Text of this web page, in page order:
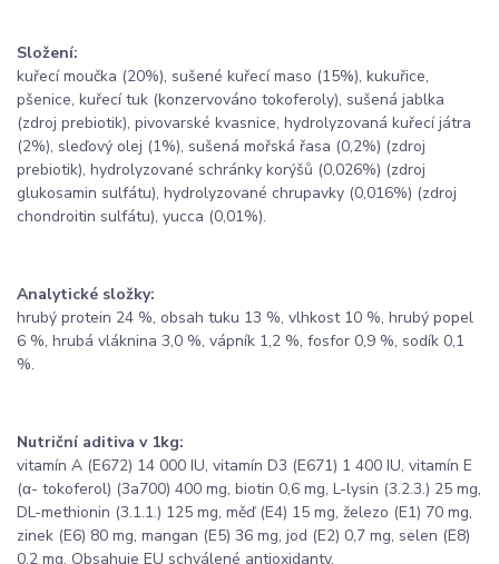
Složení:
kuřecí moučka (20%), sušené kuřecí maso (15%), kukuřice,
pšenice, kuřecí tuk (konzervováno tokoferoly), sušená jablka
(zdroj prebiotik), pivovarské kvasnice, hydrolyzovaná kuřecí játra
(2%), sleďový olej (1%), sušená mořská řasa (0,2%) (zdroj
prebiotik), hydrolyzované schránky korýšů (0,026%) (zdroj
glukosamin sulfátu), hydrolyzované chrupavky (0,016%) (zdroj
chondroitin sulfátu), yucca (0,01%).
Analytické složky:
hrubý protein 24 %, obsah tuku 13 %, vlhkost 10 %, hrubý popel
6 %, hrubá vláknina 3,0 %, vápník 1,2 %, fosfor 0,9 %, sodík 0,1
%.
Nutriční aditiva v 1kg:
vitamín A (E672) 14 000 IU, vitamín D3 (E671) 1 400 IU, vitamín E
(α- tokoferol) (3a700) 400 mg, biotin 0,6 mg, L-lysin (3.2.3.) 25 mg,
DL-methionin (3.1.1.) 125 mg, měď (E4) 15 mg, železo (E1) 70 mg,
zinek (E6) 80 mg, mangan (E5) 36 mg, jod (E2) 0,7 mg, selen (E8)
0,2 mg. Obsahuje EU schválené antioxidanty.